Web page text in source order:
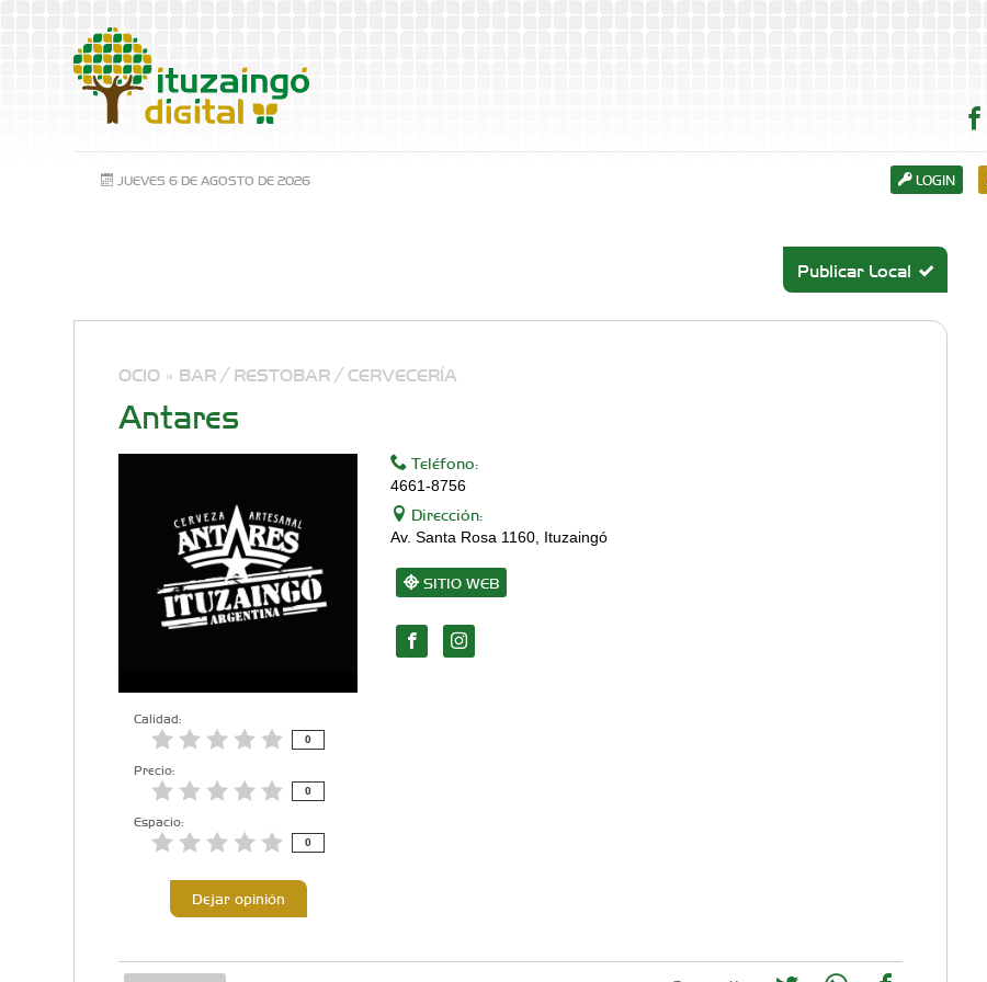
JUEVES 6 DE AGOSTO DE 2026 LOGIN
Publicar Local
OCIO » BAR / RESTOBAR / CERVECERÍA
Antares
Calidad:
0
Precio:
0
Espacio:
0
Dejar opinión
Teléfono:
4661-8756
Dirección:
Av. Santa Rosa 1160, Ituzaingó
SITIO WEB